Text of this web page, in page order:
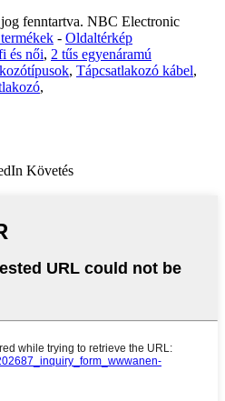
fenntartva. NBC Electronic
- Oldaltérkép
és női, 2 tűs egyenáramú
, Tápcsatlakozó kábel,
,
Követés